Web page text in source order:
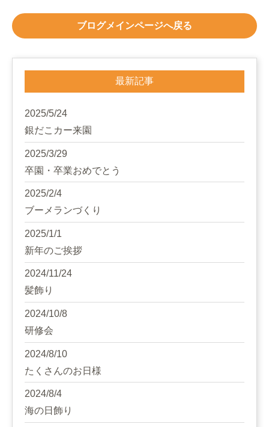
ブログメインページへ戻る
最新記事
2025/5/24
銀だこカー来園
2025/3/29
卒園・卒業おめでとう
2025/2/4
ブーメランづくり
2025/1/1
新年のご挨拶
2024/11/24
髪飾り
2024/10/8
研修会
2024/8/10
たくさんのお日様
2024/8/4
海の日飾り